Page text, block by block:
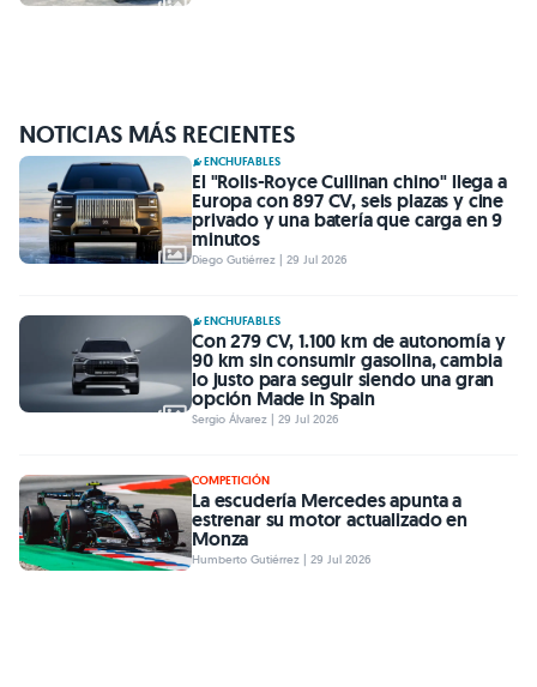
NOTICIAS MÁS RECIENTES
ENCHUFABLES
El "Rolls-Royce Cullinan chino" llega a
Europa con 897 CV, seis plazas y cine
privado y una batería que carga en 9
minutos
Diego Gutiérrez | 29 Jul 2026
ENCHUFABLES
Con 279 CV, 1.100 km de autonomía y
90 km sin consumir gasolina, cambia
lo justo para seguir siendo una gran
opción Made in Spain
Sergio Álvarez | 29 Jul 2026
COMPETICIÓN
La escudería Mercedes apunta a
estrenar su motor actualizado en
Monza
Humberto Gutiérrez | 29 Jul 2026